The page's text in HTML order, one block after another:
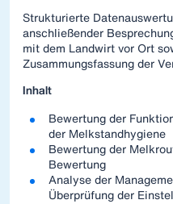
Strukturierte
anschließender
mit dem Landwirt vor Ort
Zusammungsfassung der
Inhalt
Bewertung der
der Melkstandhygiene
Bewertung der
Bewertung
Analyse der
Überprüfung der